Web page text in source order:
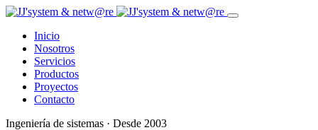
Inicio
Nosotros
Servicios
Productos
Proyectos
Contacto
Ingeniería de sistemas · Desde 2003